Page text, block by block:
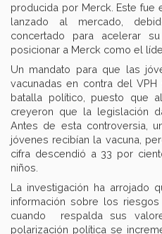
producida por Merck. Este
lanzado al mercado,
concertado para acelerar
posicionar a Merck como el
Un mandato para que las
vacunadas en contra del
batalla político, puesto que
creyeron que la legislación
Antes de esta controversia,
jóvenes recibían la vacuna,
cifra descendió a 33 por
niños.
La investigación ha arrojado
información sobre los
cuando respalda sus
polarización política se